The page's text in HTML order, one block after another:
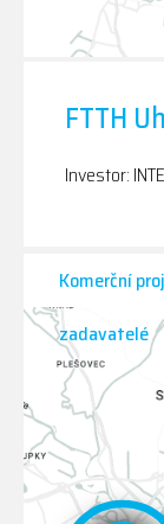
FTTH
Investor:
Komerční
zadavatelé